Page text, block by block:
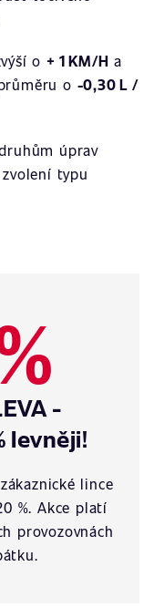
o + 1 KM/H a
o -0,30 L /
úprav
typu
-
levněji!
lince
%. Akce platí
provozovnách